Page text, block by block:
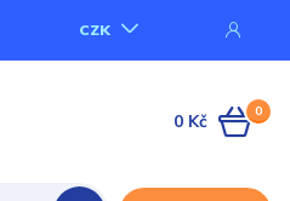
CZK
0
0 Kč